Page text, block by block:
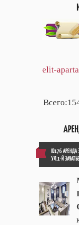
elit-
ID176
УЛ.1-Й